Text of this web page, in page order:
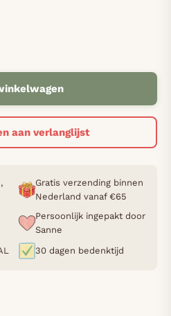
aan verlanglijst
Gratis verzending binnen
Nederland vanaf €65
Persoonlijk ingepakt door
Sanne
30 dagen bedenktijd